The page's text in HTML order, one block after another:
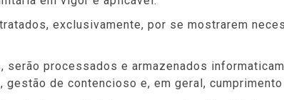
exclusivamente, por se mostrarem
processados e armazenados
de contencioso e, em geral,